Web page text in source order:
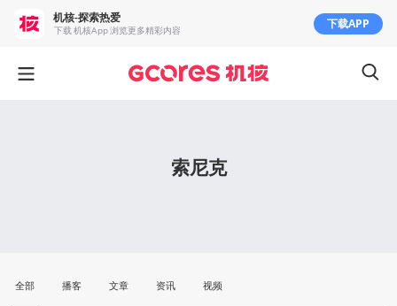
索尼克
全部 播客 文章 资讯 视频
机核-探索热爱
下载 机核App 浏览更多精彩内容 下载APP